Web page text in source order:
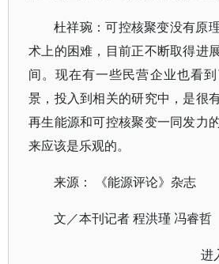
杜祥琬：可控核聚变没有原
术上的困难，目前正不断取得进
间。现在有一些民营企业也看
景，投入到相关的研究中，是很
再生能源和可控核聚变一同发力
来应该是乐观的。
来源： 《能源评论》杂志
文／本刊记者 程洪瑾 冯睿哲
进